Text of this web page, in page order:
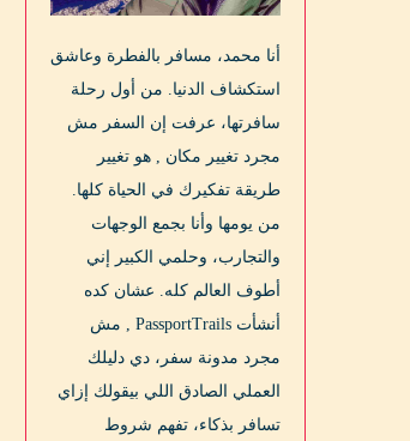
أنا محمد، مسافر بالفطرة وعاشق
استكشاف الدنيا. من أول رحلة
سافرتها، عرفت إن السفر مش
مجرد تغيير مكان , هو تغيير
طريقة تفكيرك في الحياة كلها.
من يومها وأنا بجمع الوجهات
والتجارب، وحلمي الكبير إني
أطوف العالم كله. عشان كده
أنشأت PassportTrails , مش
مجرد مدونة سفر، دي دليلك
العملي الصادق اللي بيقولك إزاي
تسافر بذكاء، تفهم شروط